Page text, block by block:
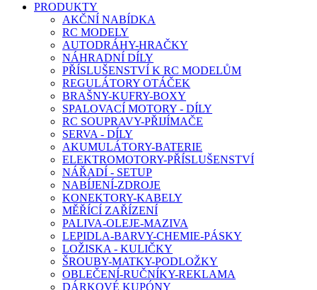
PRODUKTY
AKČNÍ NABÍDKA
RC MODELY
AUTODRÁHY-HRAČKY
NÁHRADNÍ DÍLY
PŘÍSLUŠENSTVÍ K RC MODELŮM
REGULÁTORY OTÁČEK
BRAŠNY-KUFRY-BOXY
SPALOVACÍ MOTORY - DÍLY
RC SOUPRAVY-PŘIJÍMAČE
SERVA - DÍLY
AKUMULÁTORY-BATERIE
ELEKTROMOTORY-PŘÍSLUŠENSTVÍ
NÁŘADÍ - SETUP
NABÍJENÍ-ZDROJE
KONEKTORY-KABELY
MĚŘÍCÍ ZAŘÍZENÍ
PALIVA-OLEJE-MAZIVA
LEPIDLA-BARVY-CHEMIE-PÁSKY
LOŽISKA - KULIČKY
ŠROUBY-MATKY-PODLOŽKY
OBLEČENÍ-RUČNÍKY-REKLAMA
DÁRKOVÉ KUPÓNY